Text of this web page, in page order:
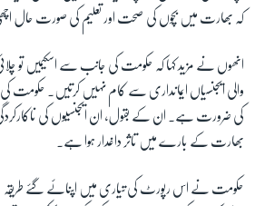
کہ بھارت میں بچوں کی صحت اور تعلیم کی صورت حال
انھوں نے مزید کہا کہ حکومت کی جانب سے اسکیمیں تو
والی ایجنسیاں ایمانداری سے کام نہیں کرتیں۔ حکومت
کی ضرورت ہے۔ ان کے بقول، ان ایجنسیوں کی
بھارت کے بارے میں تاثر داغدار ہوا ہے۔
حکومت نے اس رپورٹ کی تیاری میں اپنائے گئے طریقہٴ